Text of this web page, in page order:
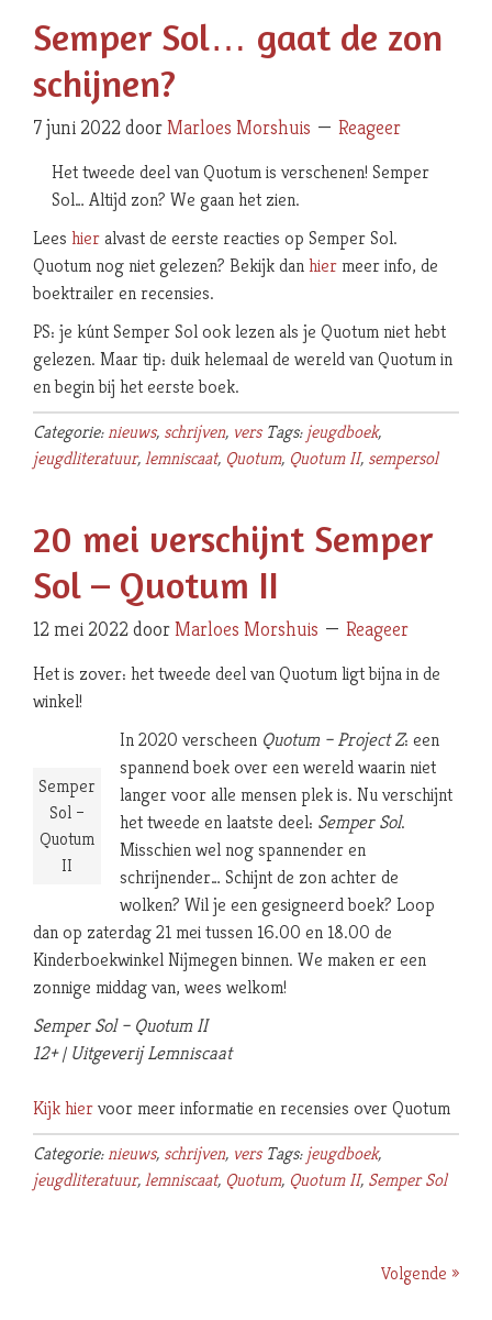
Semper Sol… gaat de zon
schijnen?
7 juni 2022doorMarloes Morshuis Reageer
Het tweede deel van Quotum is verschenen! Semper
Sol… Altijd zon? We gaan het zien.
Lees hieralvast de eerste reacties op Semper Sol.
Quotum nog niet gelezen? Bekijk danhier meer info, de
boektrailer en recensies.
PS: je kúnt Semper Sol ook lezen als je Quotum niet hebt
gelezen. Maar tip: duik helemaal de wereld van Quotum in
en begin bij het eerste boek.
Categorie:nieuws, schrijven, vers Tags:jeugdboek,
jeugdliteratuur,lemniscaat, Quotum, Quotum II, sempersol
20 mei verschijnt Semper
Sol – Quotum II
12 mei 2022doorMarloes Morshuis Reageer
Het is zover: het tweede deel van Quotum ligt bijna in de
winkel!
Semper
Sol –
Quotum
II
In 2020 verscheen Quotum – Project Z: een
spannend boek over een wereld waarin niet
langer voor alle mensen plek is. Nu verschijnt
het tweede en laatste deel: Semper Sol.
Misschien wel nog spannender en
schrijnender… Schijnt de zon achter de
wolken? Wil je een gesigneerd boek? Loop
dan op zaterdag 21 mei tussen 16.00 en 18.00 de
Kinderboekwinkel Nijmegen binnen. We maken er een
zonnige middag van, wees welkom!
Semper Sol – Quotum II
12+ | Uitgeverij Lemniscaat
Kijk hiervoor meer informatie en recensies over Quotum
Categorie:nieuws, schrijven, vers Tags:jeugdboek,
jeugdliteratuur,lemniscaat, Quotum, Quotum II, Semper Sol
Volgende »